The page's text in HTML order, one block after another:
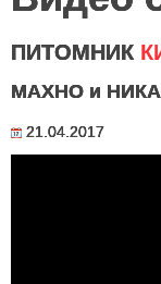
ПИТОМНИК
МАХНО и НИКА
21.04.2017